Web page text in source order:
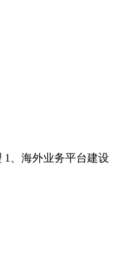
1、海外业务平台建设